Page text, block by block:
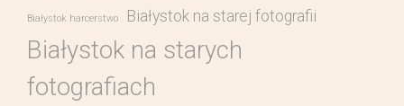
Białystok harcerstwo Białystok na starej fotografii
Białystok na starych
fotografiach